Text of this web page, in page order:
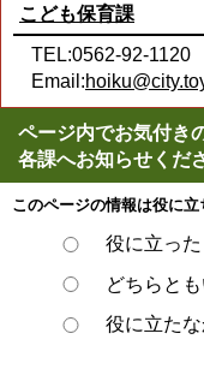
こども保育課
TEL:0562-92-1120
Email:
ページ内でお気付き
各課へお知らせくだ
このページの情報は役に立
役に立った
どちらと
役に立た